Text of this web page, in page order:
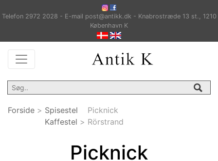
Telefon 2972 2028 - E-mail post@antikk.dk - Knabrostræde 13 st., 1210
København K
Forside > Spisestel
Kaffestel >
Picknick
Rörstrand
Picknick